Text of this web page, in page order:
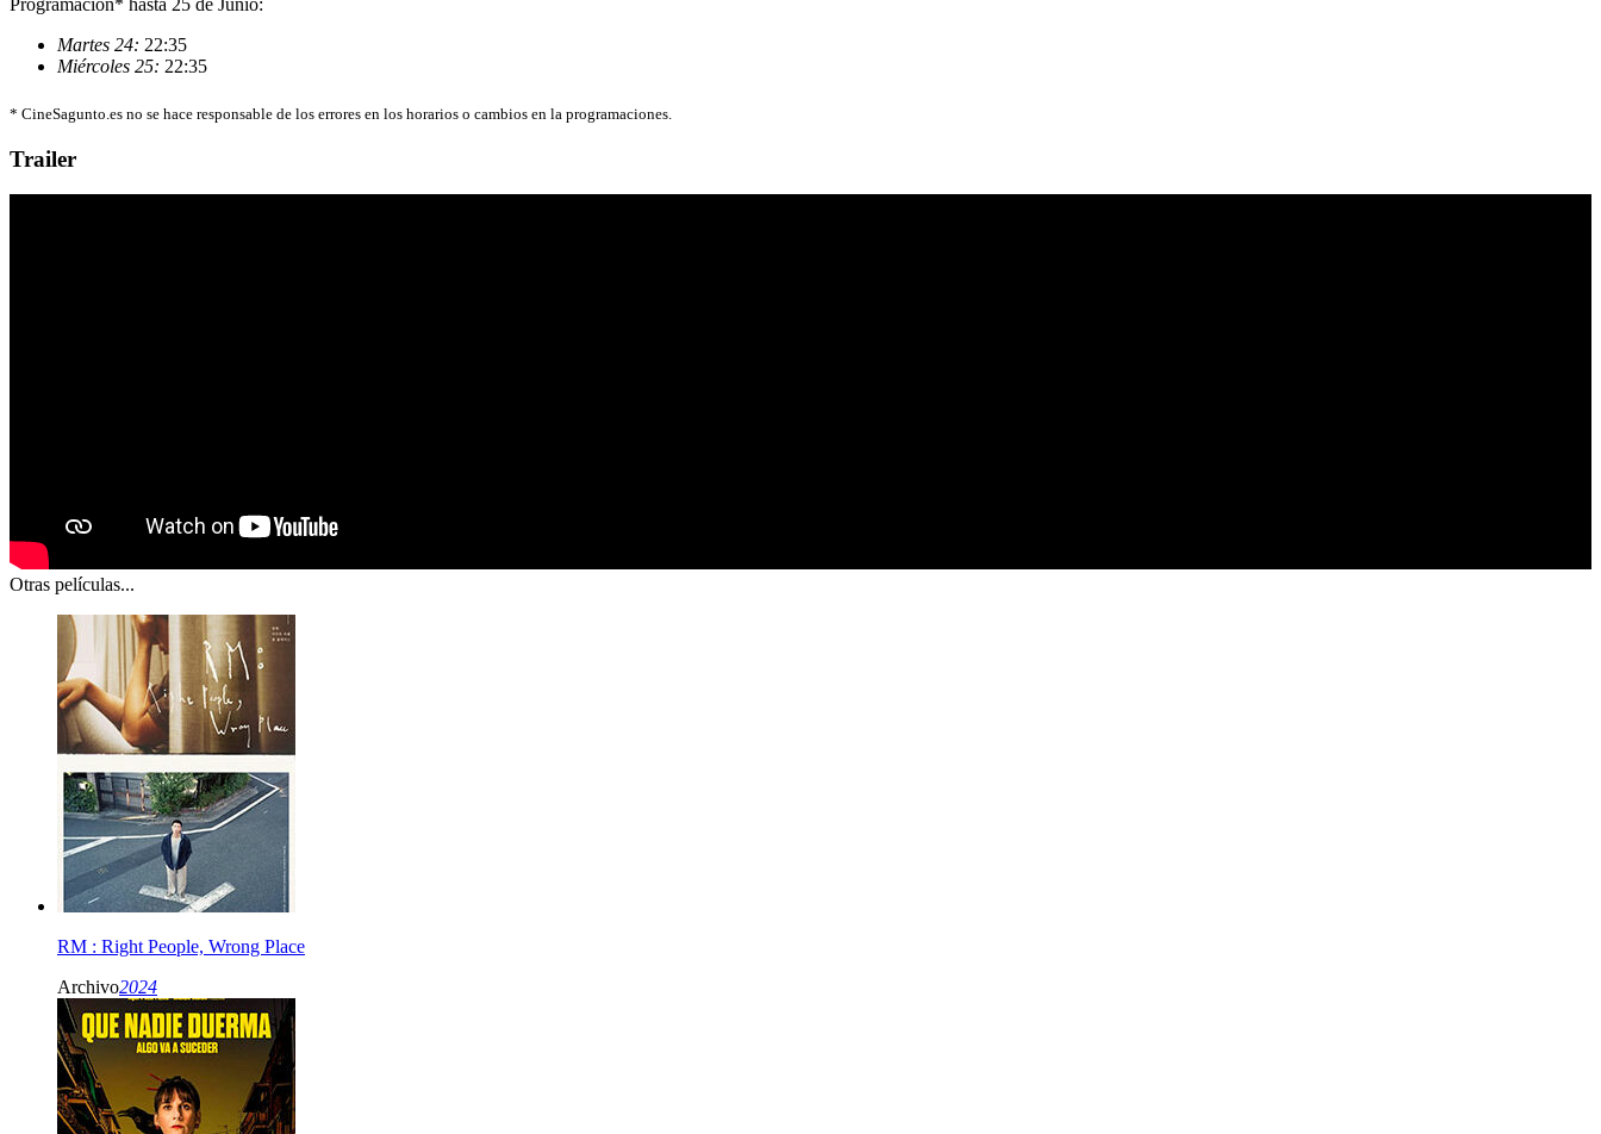
Martes 24: 22:35
Miércoles 25: 22:35
* CineSagunto.es no se hace responsable de los errores en los horarios o cambios en la programaciones.
Trailer
Otras películas...
RM : Right People, Wrong Place
Archivo2024